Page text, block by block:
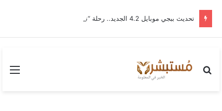
بحث